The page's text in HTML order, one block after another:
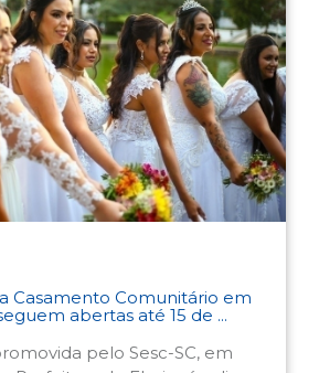
Casamento Comunitário em
abertas até 15 de ...
pelo Sesc-SC, em